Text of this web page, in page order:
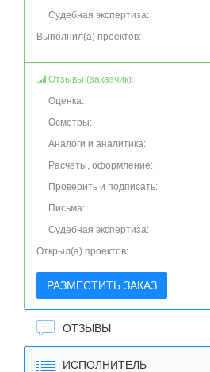
Судебная экспертиза:
Выполнил(а) проектов:
Отзывы (заказчик):
Оценка:
Осмотры:
Аналоги и аналитика:
Расчеты, оформление:
Проверить и подписать:
Письма:
Судебная экспертиза:
Открыл(а) проектов:
РАЗМЕСТИТЬ ЗАКАЗ
ОТЗЫВЫ
ИСПОЛНИТЕЛЬ